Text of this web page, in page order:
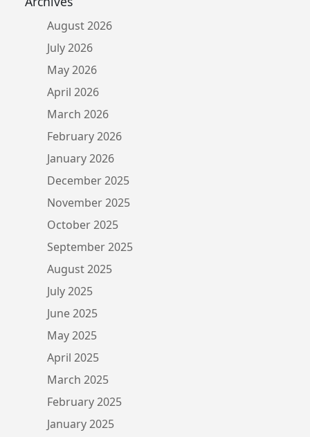
August 2026
July 2026
May 2026
April 2026
March 2026
February 2026
January 2026
December 2025
November 2025
October 2025
September 2025
August 2025
July 2025
June 2025
May 2025
April 2025
March 2025
February 2025
January 2025